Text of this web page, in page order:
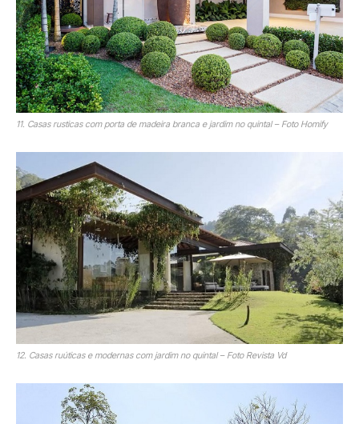
11. Casas rusticas com porta de madeira branca e jardim no quintal – Foto Homify
12. Casas ruúticas e modernas com jardim no quintal – Foto Revista Vd